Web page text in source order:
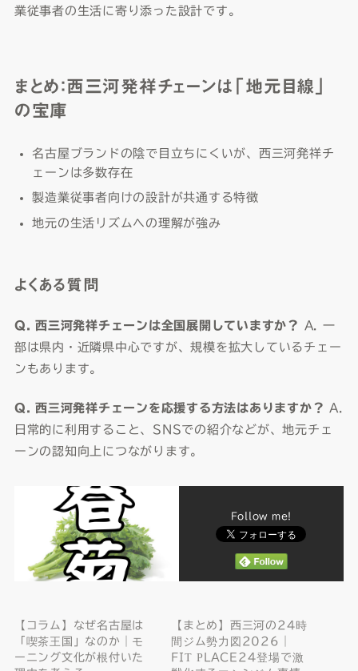
業従事者の生活に寄り添った設計です。
まとめ：西三河発祥チェーンは「地元目線」
の宝庫
名古屋ブランドの陰で目立ちにくいが、西三河発祥チ
ェーンは多数存在
製造業従事者向けの設計が共通する特徴
地元の生活リズムへの理解が強み
よくある質問
Q. 西三河発祥チェーンは全国展開していますか？
A. 一
部は県内・近隣県中心ですが、規模を拡大しているチェー
ンもあります。
Q. 西三河発祥チェーンを応援する方法はありますか？ A.
日常的に利用すること、SNSでの紹介などが、地元チェ
ーンの認知向上につながります。
Follow me!
【コラム】なぜ名古屋は
「喫茶王国」なのか｜モ
ーニング文化が根付いた
【まとめ】西三河の24時
間ジム勢力図2026｜
FIT PLACE24登場で激